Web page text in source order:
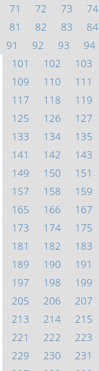
71
72 73 74
81
82 83 84
91
92 93 94
101
102 103
109
110 111
117
118 119
125
126 127
133
134 135
141
142 143
149
150 151
157
158 159
165
166 167
173
174 175
181
182 183
189
190 191
197
198 199
205
206 207
213
214 215
221
222 223
229
230 231